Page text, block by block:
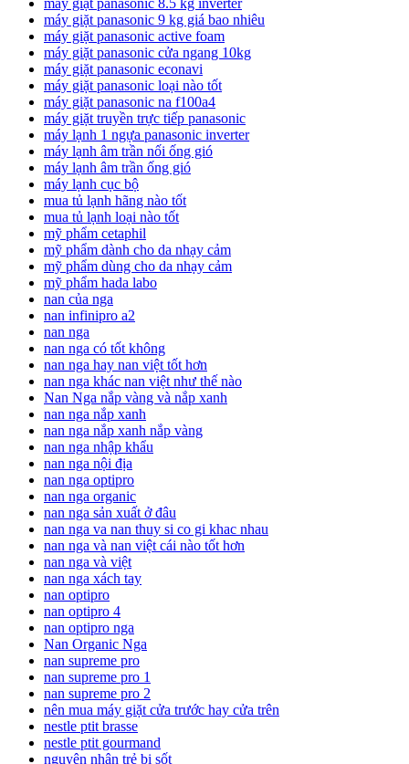
máy giặt panasonic 9 kg giá bao nhiêu
máy giặt panasonic active foam
máy giặt panasonic cửa ngang 10kg
máy giặt panasonic econavi
máy giặt panasonic loại nào tốt
máy giặt panasonic na f100a4
máy giặt truyền trực tiếp panasonic
máy lạnh 1 ngựa panasonic inverter
máy lạnh âm trần nối ống gió
máy lạnh âm trần ống gió
máy lạnh cục bộ
mua tủ lạnh hãng nào tốt
mua tủ lạnh loại nào tốt
mỹ phẩm cetaphil
mỹ phẩm dành cho da nhạy cảm
mỹ phẩm dùng cho da nhạy cảm
mỹ phẩm hada labo
nan của nga
nan infinipro a2
nan nga
nan nga có tốt không
nan nga hay nan việt tốt hơn
nan nga khác nan việt như thế nào
Nan Nga nắp vàng và nắp xanh
nan nga nắp xanh
nan nga nắp xanh nắp vàng
nan nga nhập khẩu
nan nga nội địa
nan nga optipro
nan nga organic
nan nga sản xuất ở đâu
nan nga va nan thuy si co gi khac nhau
nan nga và nan việt cái nào tốt hơn
nan nga và việt
nan nga xách tay
nan optipro
nan optipro 4
nan optipro nga
Nan Organic Nga
nan supreme pro
nan supreme pro 1
nan supreme pro 2
nên mua máy giặt cửa trước hay cửa trên
nestle ptit brasse
nestle ptit gourmand
nguyên nhân trẻ bị sốt